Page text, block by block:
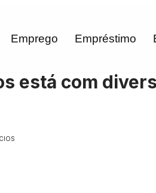
Emprego Empréstimo
está com